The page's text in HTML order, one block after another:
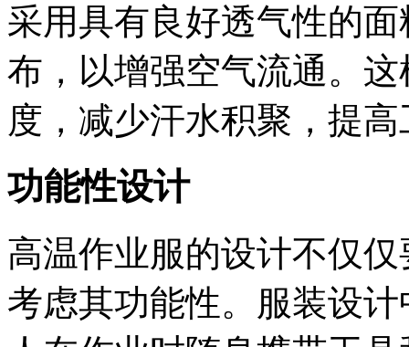
采用具有良好透气性的
布，以增强空气流通。
度，减少汗水积聚，提
功能性设计
高温作业服的设计不仅
考虑其功能性。服装设